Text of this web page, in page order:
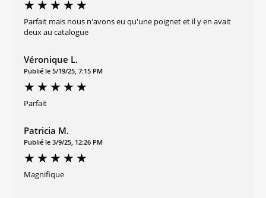
Parfait mais nous n'avons eu qu'une poignet et il y en avait
deux au catalogue
Véronique L.
Publié le 5/19/25, 7:15 PM
Parfait
Patricia M.
Publié le 3/9/25, 12:26 PM
Magnifique